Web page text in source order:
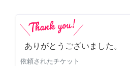
ありがとうございました。
依頼されたチケット